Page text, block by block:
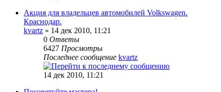
Акция для владельцев автомобилей Volkswagen.
Краснодар.
kvartz » 14 дек 2010, 11:21
0 Ответы
6427 Просмотры
Последнее сообщение kvartz
14 дек 2010, 11:21